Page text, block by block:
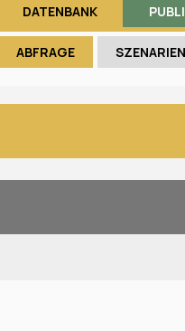
DATENBANK
ABFRAGE SZENARIEN